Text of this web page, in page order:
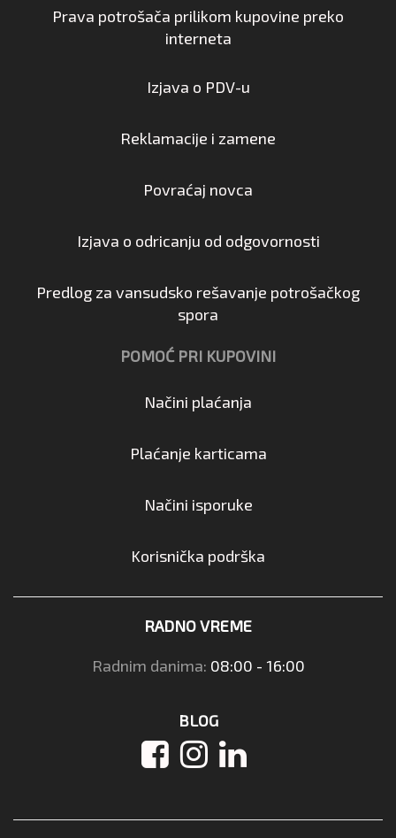
Prava potrošača prilikom kupovine preko
interneta
Izjava o PDV-u
Reklamacije i zamene
Povraćaj novca
Izjava o odricanju od odgovornosti
Predlog za vansudsko rešavanje potrošačkog
spora
POMOĆ PRI KUPOVINI
Načini plaćanja
Plaćanje karticama
Načini isporuke
Korisnička podrška
RADNO VREME
Radnim danima: 08:00 - 16:00
BLOG